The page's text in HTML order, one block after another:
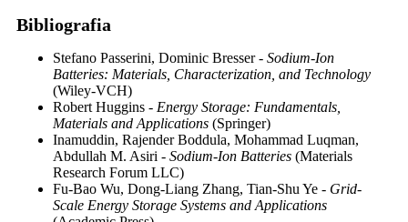
Bibliografia
Stefano Passerini, Dominic Bresser - Sodium-Ion
Batteries: Materials, Characterization, and Technology
(Wiley-VCH)
Robert Huggins - Energy Storage: Fundamentals,
Materials and Applications (Springer)
Inamuddin, Rajender Boddula, Mohammad Luqman,
Abdullah M. Asiri - Sodium-Ion Batteries (Materials
Research Forum LLC)
Fu-Bao Wu, Dong-Liang Zhang, Tian-Shu Ye - Grid-
Scale Energy Storage Systems and Applications